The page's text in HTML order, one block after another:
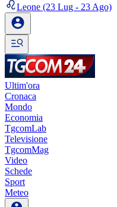
Leone (23 Lug - 23 Ago)
Ultim'ora
Cronaca
Mondo
Economia
TgcomLab
Televisione
TgcomMag
Video
Schede
Sport
Meteo